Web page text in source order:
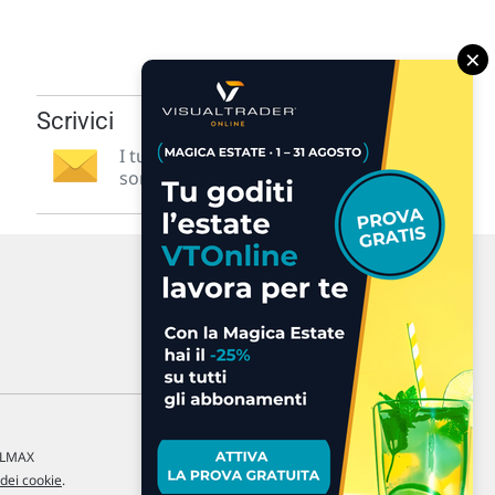
Scrivici
I tuoi suggerimenti per noi
sono preziosi e molto utili! »
cookie.
×